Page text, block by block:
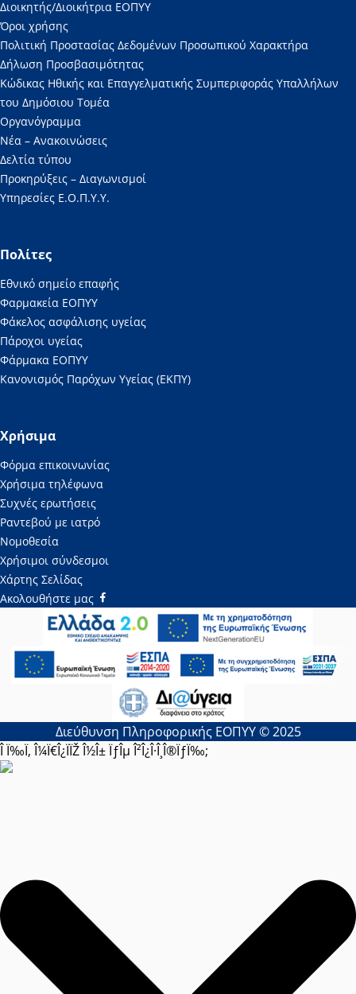
Διοικητής/Διοικήτρια ΕΟΠΥΥ
Όροι χρήσης
Πολιτική Προστασίας Δεδομένων Προσωπικού Χαρακτήρα
Δήλωση Προσβασιμότητας
Κώδικας Ηθικής και Επαγγελματικής Συμπεριφοράς Υπαλλήλων
του Δημόσιου Τομέα
Οργανόγραμμα
Νέα – Ανακοινώσεις
Δελτία τύπου
Προκηρύξεις – Διαγωνισμοί
Υπηρεσίες Ε.Ο.Π.Υ.Υ.
Πολίτες
Εθνικό σημείο επαφής
Φαρμακεία ΕΟΠΥΥ
Φάκελος ασφάλισης υγείας
Πάροχοι υγείας
Φάρμακα ΕΟΠΥΥ
Κανονισμός Παρόχων Υγείας (ΕΚΠΥ)
Χρήσιμα
Φόρμα επικοινωνίας
Χρήσιμα τηλέφωνα
Συχνές ερωτήσεις
Ραντεβού με ιατρό
Νομοθεσία
Χρήσιμοι σύνδεσμοι
Χάρτης Σελίδας
Ακολουθήστε μας
Διεύθυνση Πληροφορικής ΕΟΠΥΥ © 2025
Î Ï‰Ï‚ Î¼Ï€Î¿ÏÏŽ Î½Î± ÏƒÎµ Î²Î¿Î·Î¸Î®ÏƒÏ‰;